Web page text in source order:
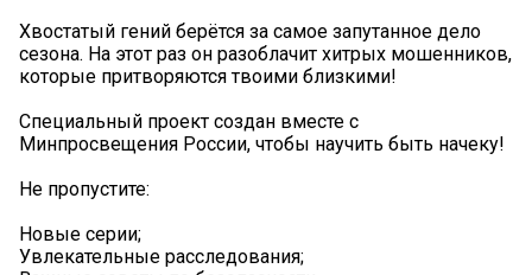
Хвостатый гений берётся за самое запутанное дело
сезона. На этот раз он разоблачит хитрых мошенников,
которые притворяются твоими близкими!
Специальный проект создан вместе с
Минпросвещения России, чтобы научить быть начеку!
Не пропустите:
Новые серии;
Увлекательные расследования;